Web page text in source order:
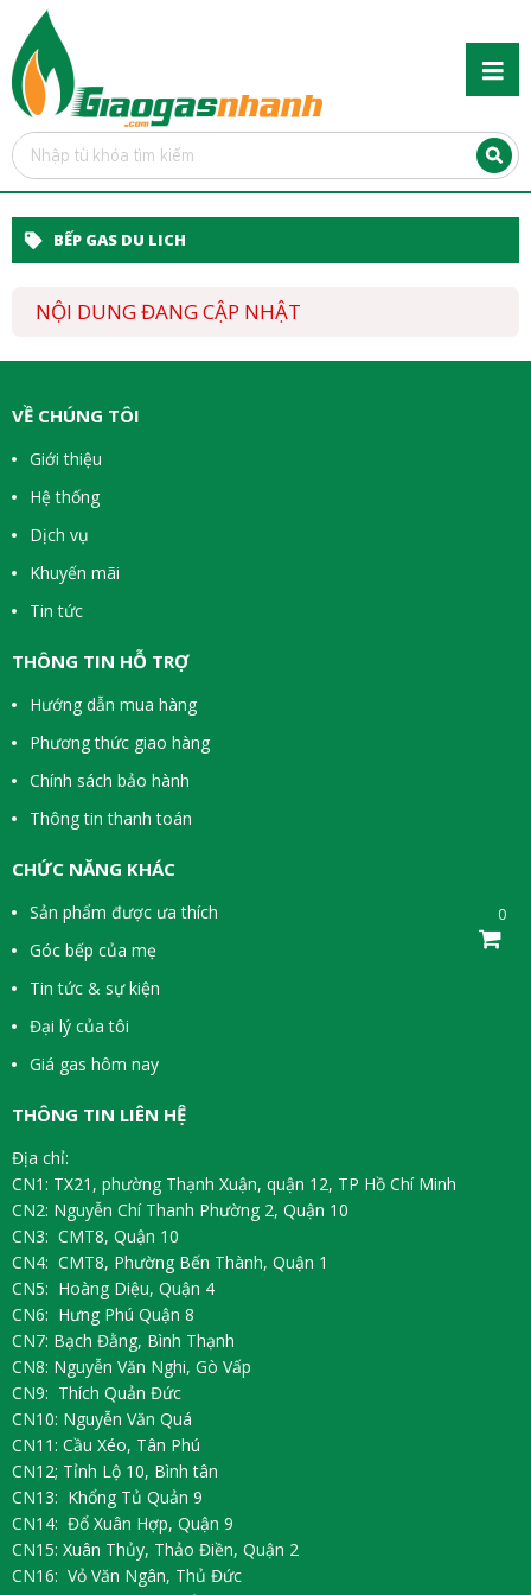
0
BẾP GAS DU LICH
NỘI DUNG ĐANG CẬP NHẬT
VỀ CHÚNG TÔI
Giới thiệu
Hệ thống
Dịch vụ
Khuyến mãi
Tin tức
THÔNG TIN HỖ TRỢ
Hướng dẫn mua hàng
Phương thức giao hàng
Chính sách bảo hành
Thông tin thanh toán
CHỨC NĂNG KHÁC
Sản phẩm được ưa thích
Góc bếp của mẹ
Tin tức & sự kiện
Đại lý của tôi
Giá gas hôm nay
THÔNG TIN LIÊN HỆ
Địa chỉ:
CN1: TX21, phường Thạnh Xuận, quận 12, TP Hồ Chí Minh
CN2: Nguyễn Chí Thanh Phường 2, Quận 10
CN3: CMT8, Quận 10
CN4: CMT8, Phường Bến Thành, Quận 1
CN5: Hoàng Diệu, Quận 4
CN6: Hưng Phú Quận 8
CN7: Bạch Đằng, Bình Thạnh
CN8: Nguyễn Văn Nghi, Gò Vấp
CN9: Thích Quản Đức
CN10: Nguyễn Văn Quá
CN11: Cầu Xéo, Tân Phú
CN12; Tỉnh Lộ 10, Bình tân
CN13: Khổng Tủ Quản 9
CN14: Đổ Xuân Hợp, Quận 9
CN15: Xuân Thủy, Thảo Điền, Quận 2
CN16: Vỏ Văn Ngân, Thủ Đức